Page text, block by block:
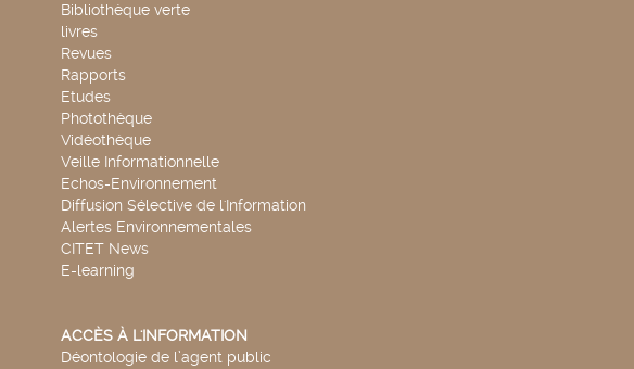
Bibliothèque verte
livres
Revues
Rapports
Etudes
Photothèque
Vidéothèque
Veille Informationnelle
Echos-Environnement
Diffusion Sélective de l'Information
Alertes Environnementales
CITET News
E-learning
ACCÈS À L'INFORMATION
Déontologie de l’agent public